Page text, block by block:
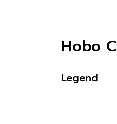
Hobo
Legend